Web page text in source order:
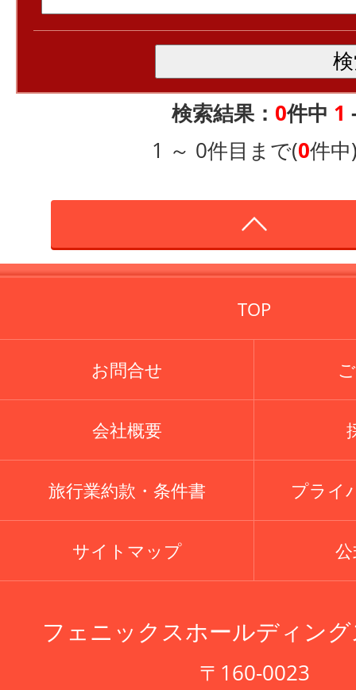
検索結果： 0件中 1
1 ～ 0件目まで(0件中
TOP
お問合せ
会社概要
旅行業約款・条件書 プライ
サイトマップ
フェニックスホールディン
〒160-0023